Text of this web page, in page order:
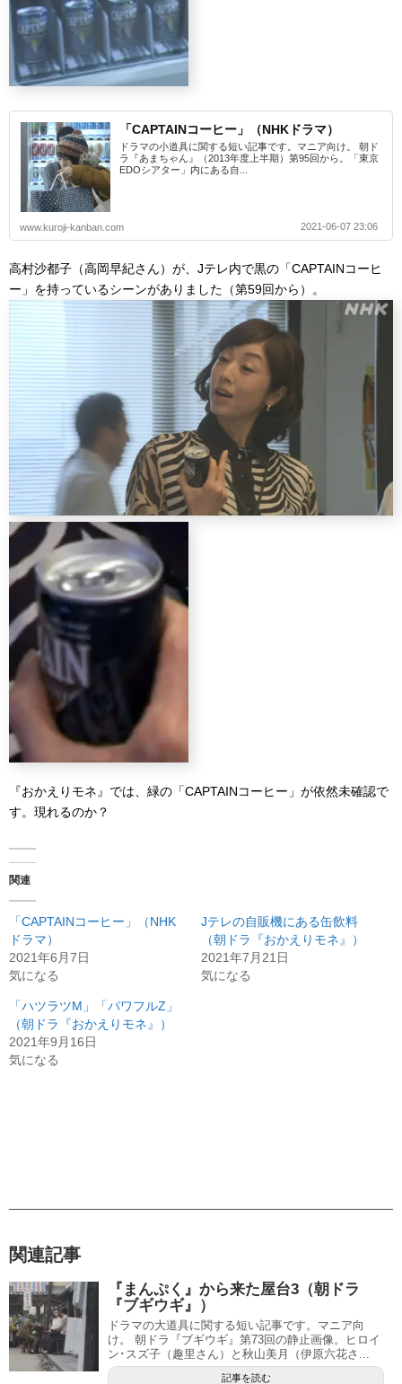
「CAPTAINコーヒー」（NHKドラマ）
ドラマの小道具に関する短い記事です。マニア向け。 朝ド
ラ『あまちゃん』（2013年度上半期）第95回から。「東京
EDOシアター」内にある自...
www.kuroji-kanban.com 2021-06-07 23:06
高村沙都子（高岡早紀さん）が、Jテレ内で黒の「CAPTAINコーヒ
ー」を持っているシーンがありました（第59回から）。
『おかえりモネ』では、緑の「CAPTAINコーヒー」が依然未確認で
す。現れるのか？
関連
「CAPTAINコーヒー」（NHK
ドラマ）
2021年6月7日
気になる
Jテレの自販機にある缶飲料
（朝ドラ『おかえりモネ』）
2021年7月21日
気になる
「ハツラツM」「パワフルZ」
（朝ドラ『おかえりモネ』）
2021年9月16日
気になる
関連記事
『まんぷく』から来た屋台3（朝ドラ
『ブギウギ』）
ドラマの大道具に関する短い記事です。マニア向
け。 朝ドラ『ブギウギ』第73回の静止画像。ヒロイ
ン･スズ子（趣里さん）と秋山美月（伊原六花さ...
記事を読む